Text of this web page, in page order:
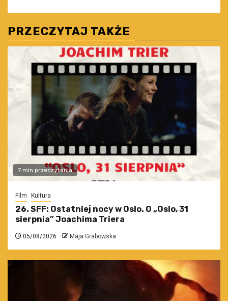
PRZECZYTAJ TAKŻE
7 min przeczytania
Film Kultura
26. SFF: Ostatniej nocy w Oslo. O „Oslo, 31
sierpnia” Joachima Triera
05/08/2026 Maja Grabowska